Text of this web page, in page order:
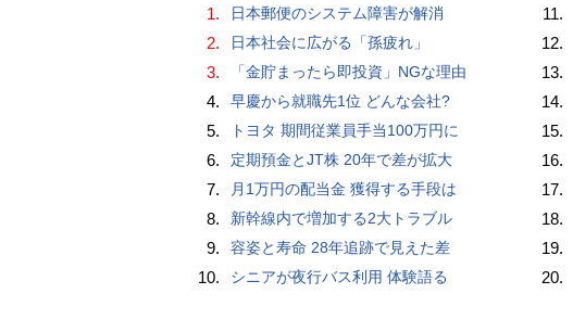
1. 日本郵便のシステム障害が解消
2. 日本社会に広がる「孫疲れ」
3. 「金貯まったら即投資」NGな理由
4. 早慶から就職先1位 どんな会社?
5. トヨタ 期間従業員手当100万円に
6. 定期預金とJT株 20年で差が拡大
7. 月1万円の配当金 獲得する手段は
8. 新幹線内で増加する2大トラブル
9. 容姿と寿命 28年追跡で見えた差
10. シニアが夜行バス利用 体験語る
11.
12.
13.
14.
15.
16.
17.
18.
19.
20.